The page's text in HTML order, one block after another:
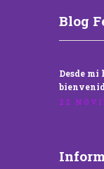
Blog
Desde
22